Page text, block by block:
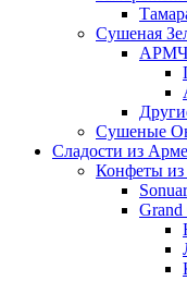
Сушеная
Сушеные
Сладости из
Конфеты
Grand